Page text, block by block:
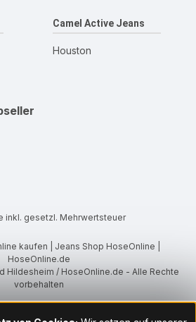
Camel Active Jeans
Houston
inkl. gesetzl. Mehrwertsteuer
kaufen | Jeans Shop HoseOnline |
HoseOnline.de
Hildesheim / HoseOnline.de - Alle Rechte
vorbehalten